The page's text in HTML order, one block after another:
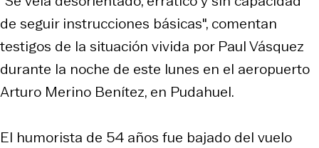
de seguir instrucciones básicas", comentan
testigos de la situación vivida por Paul Vásquez
durante la noche de este lunes en el aeropuerto
Arturo Merino Benítez, en Pudahuel.
El humorista de 54 años fue bajado del vuelo